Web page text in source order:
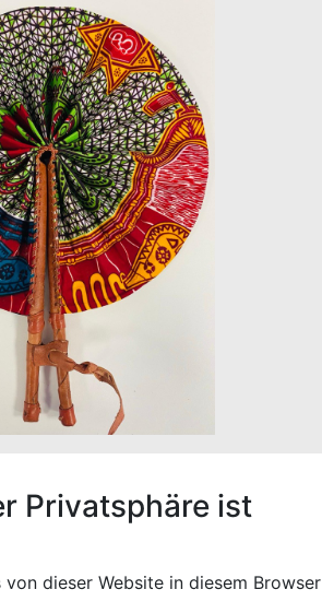
Privatsphäre ist
dieser Website in diesem Browser